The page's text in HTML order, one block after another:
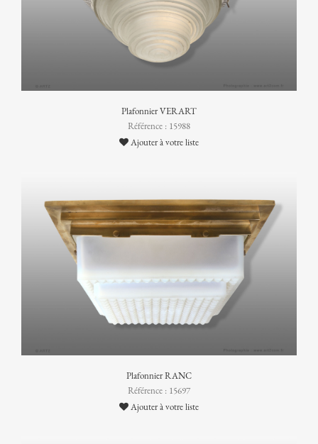
Plafonnier VERART
Référence : 15988
Ajouter à votre liste
Plafonnier RANC
Référence : 15697
Ajouter à votre liste